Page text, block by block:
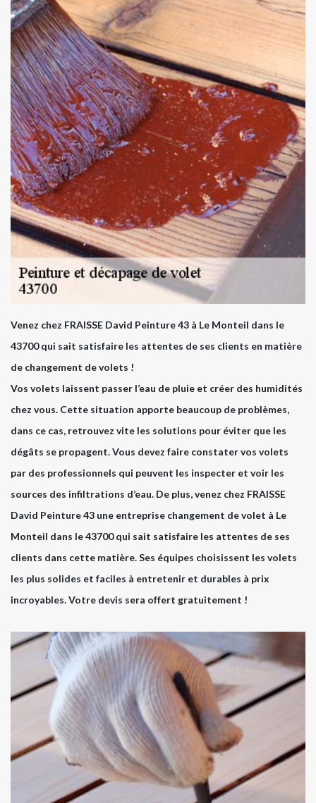
Venez chez FRAISSE David Peinture 43 à Le Monteil dans le
43700 qui sait satisfaire les attentes de ses clients en matière
de changement de volets !
Vos volets laissent passer l’eau de pluie et créer des humidités
chez vous. Cette situation apporte beaucoup de problèmes,
dans ce cas, retrouvez vite les solutions pour éviter que les
dégâts se propagent. Vous devez faire constater vos volets
par des professionnels qui peuvent les inspecter et voir les
sources des infiltrations d’eau. De plus, venez chez FRAISSE
David Peinture 43 une entreprise changement de volet à Le
Monteil dans le 43700 qui sait satisfaire les attentes de ses
clients dans cette matière. Ses équipes choisissent les volets
les plus solides et faciles à entretenir et durables à prix
incroyables. Votre devis sera offert gratuitement !